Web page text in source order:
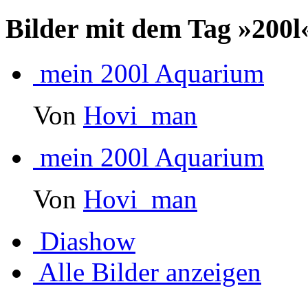
Bilder mit dem Tag
mein 200l Aquarium
Von Hovi_man
mein 200l Aquarium
Von Hovi_man
Diashow
Alle Bilder anzeigen